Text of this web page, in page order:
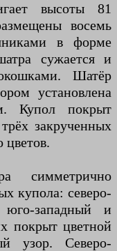
высоты 81
восемь
в форме
сужается и
Шатёр
установлена
Купол покрыт
закрученных
цветов.
симметрично
купола: северо-
юго-западный и
покрыт цветной
узор. Северо-